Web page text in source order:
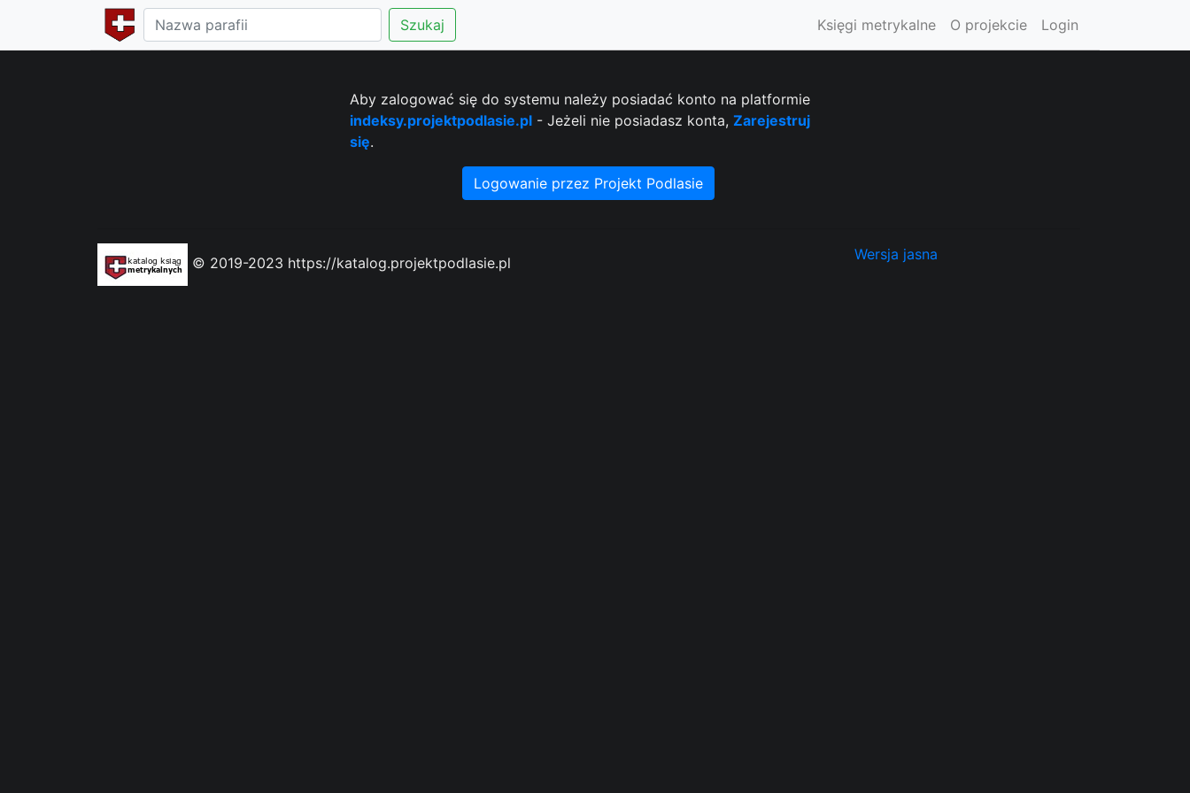
Szukaj Księgi metrykalne O projekcie Login
Aby zalogować się do systemu należy posiadać konto na platformie
indeksy.projektpodlasie.pl- Jeżeli nie posiadasz konta, Zarejestruj
się.
Logowanie przez Projekt Podlasie
© 2019-2023 https://katalog.projektpodlasie.pl
Wersja jasna